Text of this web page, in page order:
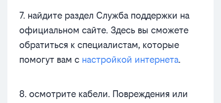
7. найдите раздел Служба поддержки на
официальном сайте. Здесь вы сможете
обратиться к специалистам, которые
помогут вам с настройкой интернета.
8. осмотрите кабели. Повреждения или